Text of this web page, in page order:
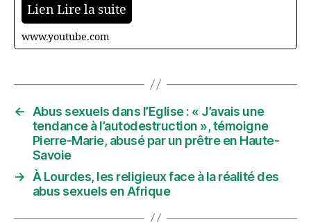
Lien Lire la suite
www.youtube.com
← Abus sexuels dans l’Eglise : « J’avais une
tendance à l’autodestruction », témoigne
Pierre-Marie, abusé par un prêtre en Haute-
Savoie
→ À Lourdes, les religieux face à la réalité des
abus sexuels en Afrique